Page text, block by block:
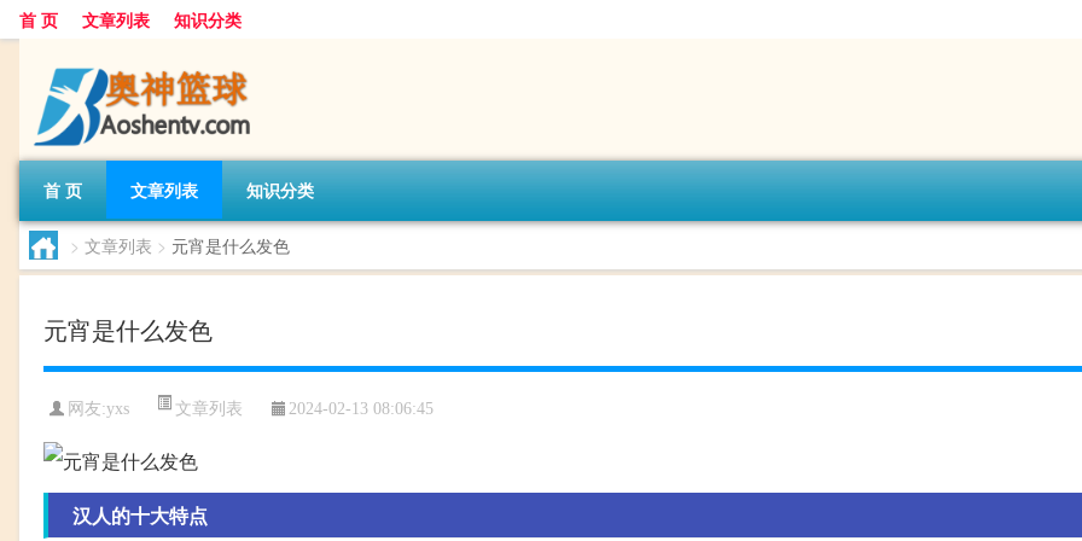
首 页 文章列表 知识分类
首 页 文章列表 知识分类
> 文章列表 > 元宵是什么发色
元宵是什么发色
网友:yxs 文章列表 2024-02-13 08:06:45
汉人的十大特点